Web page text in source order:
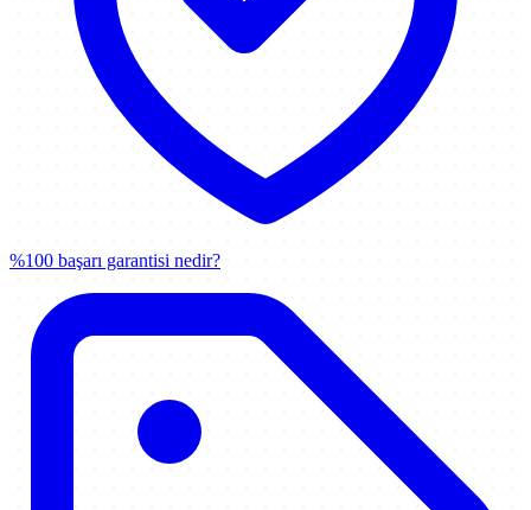
%100 başarı garantisi nedir?